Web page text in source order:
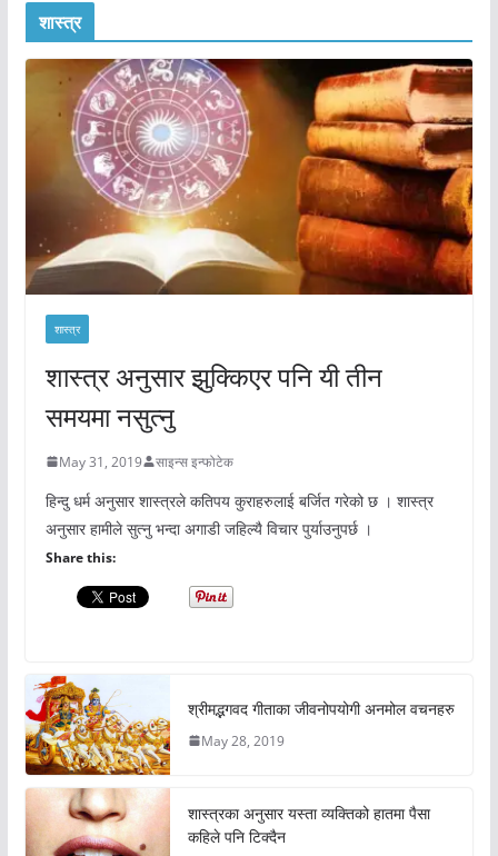
शास्त्र
शास्त्र
शास्त्र अनुसार झुक्किएर पनि यी तीन
समयमा नसुत्नु
May 31, 2019 साइन्स इन्फोटेक
हिन्दु धर्म अनुसार शास्त्रले कतिपय कुराहरुलाई बर्जित गरेको छ । शास्त्र
अनुसार हामीले सुत्नु भन्दा अगाडी जहिल्यै विचार पुर्याउनुपर्छ ।
Share this:
श्रीमद्भगवद गीताका जीवनोपयोगी अनमोल वचनहरु
May 28, 2019
शास्त्रका अनुसार यस्ता व्यक्तिको हातमा पैसा
कहिले पनि टिक्दैन